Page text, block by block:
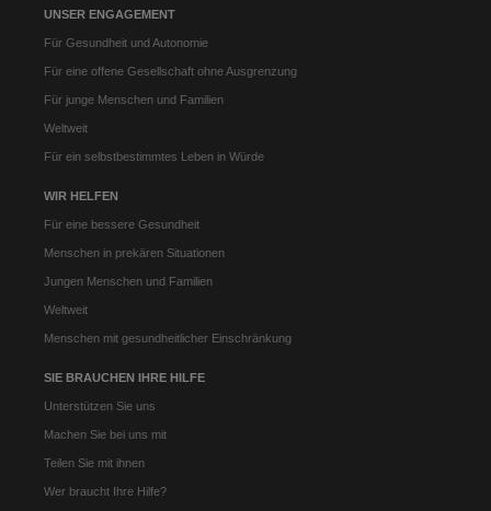
UNSER ENGAGEMENT
Für Gesundheit und Autonomie
Für eine offene Gesellschaft ohne Ausgrenzung
Für junge Menschen und Familien
Weltweit
Für ein selbstbestimmtes Leben in Würde
WIR HELFEN
Für eine bessere Gesundheit
Menschen in prekären Situationen
Jungen Menschen und Familien
Weltweit
Menschen mit gesundheitlicher Einschränkung
SIE BRAUCHEN IHRE HILFE
Unterstützen Sie uns
Machen Sie bei uns mit
Teilen Sie mit ihnen
Wer braucht Ihre Hilfe?